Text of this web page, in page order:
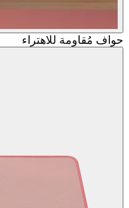
حواف مُقاوِمة للاهتراء